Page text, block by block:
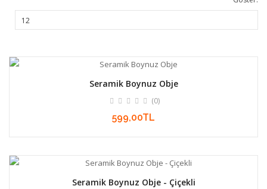
Seramik Boynuz Obje
(0)
599,00TL
Seramik Boynuz Obje - Çiçekli